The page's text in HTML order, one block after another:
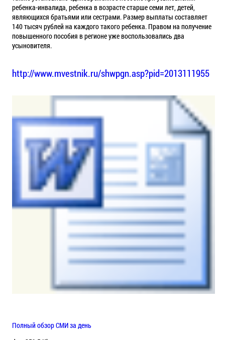
ребенка-инвалида, ребенка в возрасте старше семи лет, детей,
являющихся братьями или сестрами. Размер выплаты составляет
140 тысяч рублей на каждого такого ребенка. Правом на получение
повышенного пособия в регионе уже воспользовались два
усыновителя.
http://www.mvestnik.ru/shwpgn.asp?pid=2013111955
Полный обзор СМИ за день